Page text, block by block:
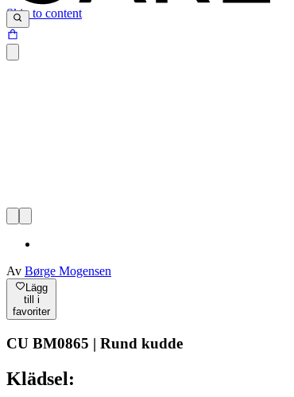
Skip to content
Av Børge Mogensen
Lägg
till i
favoriter
CU BM0865 | Rund kudde
Klädsel: